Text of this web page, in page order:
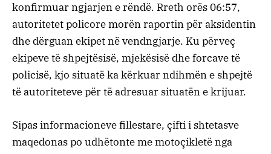
konfirmuar ngjarjen e rëndë. Rreth orës 06:57,
autoritetet policore morën raportin për aksidentin
dhe dërguan ekipet në vendngjarje. Ku përveç
ekipeve të shpejtësisë, mjekësisë dhe forcave të
policisë, kjo situatë ka kërkuar ndihmën e shpejtë
të autoriteteve për të adresuar situatën e krijuar.
Sipas informacioneve fillestare, çifti i shtetasve
maqedonas po udhëtonte me motoçikletë nga